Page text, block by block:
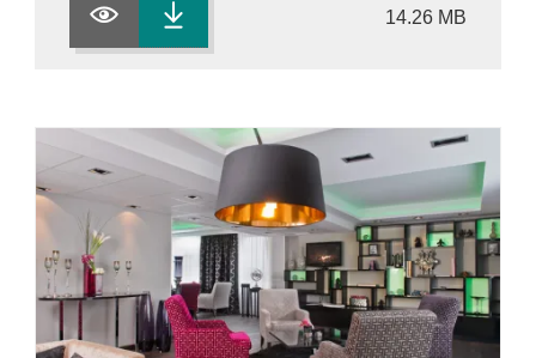
14.26 MB